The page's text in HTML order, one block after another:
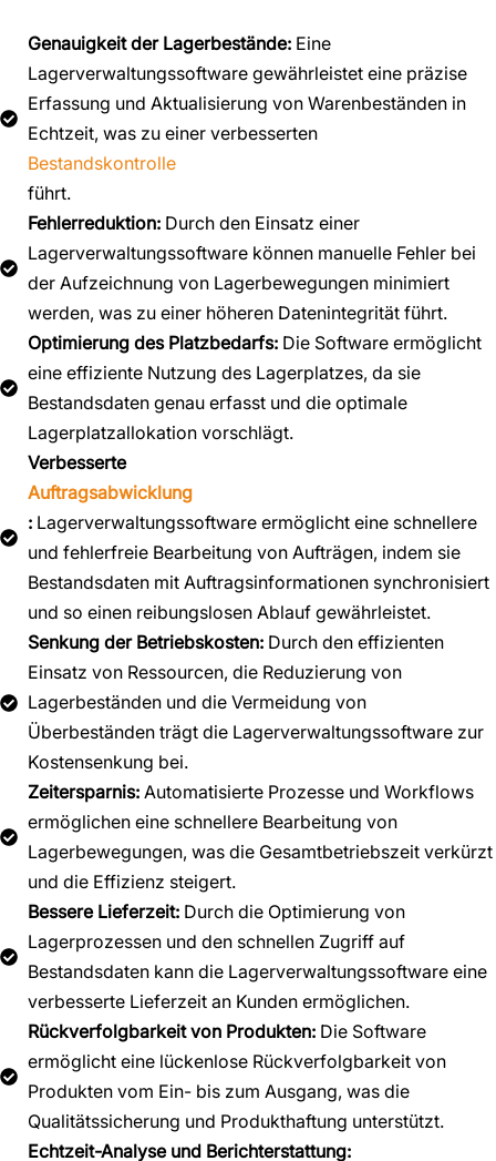
Genauigkeit der Lagerbestände: Eine
Lagerverwaltungssoftware gewährleistet eine präzise
Erfassung und Aktualisierung von Warenbeständen in
Echtzeit, was zu einer verbesserten
Bestandskontrolle
führt.
Fehlerreduktion: Durch den Einsatz einer
Lagerverwaltungssoftware können manuelle Fehler bei
der Aufzeichnung von Lagerbewegungen minimiert
werden, was zu einer höheren Datenintegrität führt.
Optimierung des Platzbedarfs: Die Software ermöglicht
eine effiziente Nutzung des Lagerplatzes, da sie
Bestandsdaten genau erfasst und die optimale
Lagerplatzallokation vorschlägt.
Verbesserte
Auftragsabwicklung
: Lagerverwaltungssoftware ermöglicht eine schnellere
und fehlerfreie Bearbeitung von Aufträgen, indem sie
Bestandsdaten mit Auftragsinformationen synchronisiert
und so einen reibungslosen Ablauf gewährleistet.
Senkung der Betriebskosten: Durch den effizienten
Einsatz von Ressourcen, die Reduzierung von
Lagerbeständen und die Vermeidung von
Überbeständen trägt die Lagerverwaltungssoftware zur
Kostensenkung bei.
Zeitersparnis: Automatisierte Prozesse und Workflows
ermöglichen eine schnellere Bearbeitung von
Lagerbewegungen, was die Gesamtbetriebszeit verkürzt
und die Effizienz steigert.
Bessere Lieferzeit: Durch die Optimierung von
Lagerprozessen und den schnellen Zugriff auf
Bestandsdaten kann die Lagerverwaltungssoftware eine
verbesserte Lieferzeit an Kunden ermöglichen.
Rückverfolgbarkeit von Produkten: Die Software
ermöglicht eine lückenlose Rückverfolgbarkeit von
Produkten vom Ein- bis zum Ausgang, was die
Qualitätssicherung und Produkthaftung unterstützt.
Echtzeit-Analyse und Berichterstattung: